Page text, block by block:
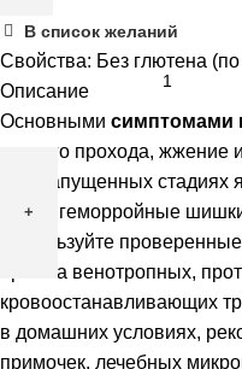
Количество
товара
Мариславна
Свечи
геморрое,
В список желаний
Свойства: Без глютена
Описание
Основными симптомами
заднего прохода,
При запущенных
кишки геморройные
Используйте
приёма венотропных,
кровоостанавливающих
в домашних условиях,
примочек, лечебных